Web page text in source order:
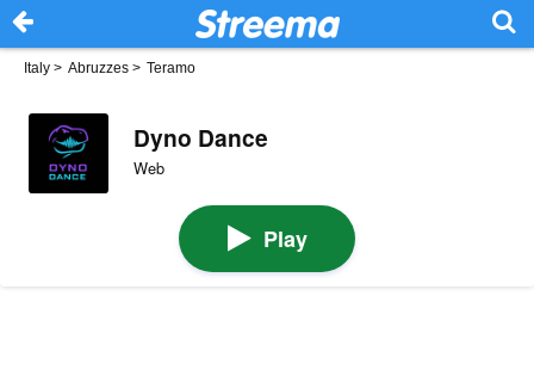
Italy > Abruzzes > Teramo
Dyno Dance
Web
Play